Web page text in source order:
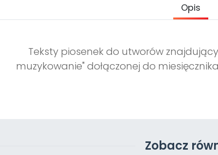
Opis
Teksty piosenek do utworów
muzykowanie" dołączonej do miesięcznika
Zobacz